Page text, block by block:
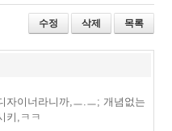
wi
er
ac
e
b
eli
ci
o
수정 삭제 목록
자이너라니까,ㅡ.ㅡ; 개념없는
키,ㅋㅋ